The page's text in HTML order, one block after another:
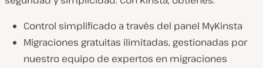
Control simplificado a través del panel MyKinsta
Migraciones gratuitas ilimitadas, gestionadas por
nuestro equipo de expertos en migraciones